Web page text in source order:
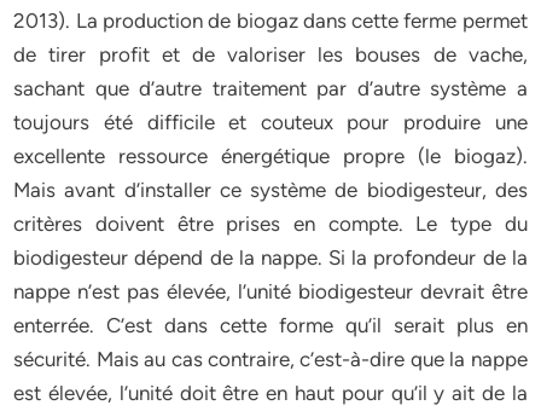
2013). La production de biogaz dans cette ferme permet
de tirer profit et de valoriser les bouses de vache,
sachant que d’autre traitement par d’autre système a
toujours été difficile et couteux pour produire une
excellente ressource énergétique propre (le biogaz).
Mais avant d’installer ce système de biodigesteur, des
critères doivent être prises en compte. Le type du
biodigesteur dépend de la nappe. Si la profondeur de la
nappe n’est pas élevée, l’unité biodigesteur devrait être
enterrée. C’est dans cette forme qu’il serait plus en
sécurité. Mais au cas contraire, c’est-à-dire que la nappe
est élevée, l’unité doit être en haut pour qu’il y ait de la